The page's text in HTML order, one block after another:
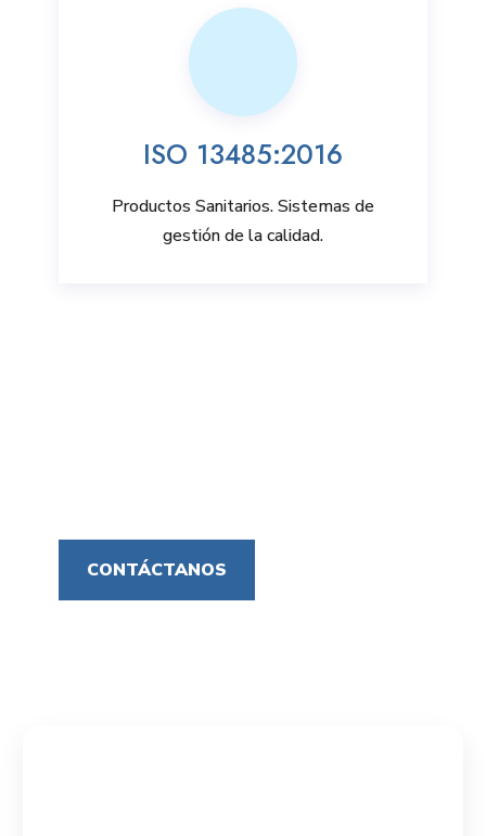
ISO 13485:2016
Productos Sanitarios. Sistemas de
gestión de la calidad.
CONTÁCTANOS